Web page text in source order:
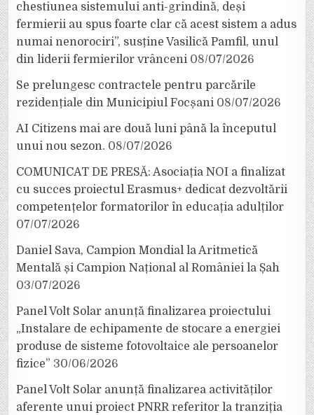
chestiunea sistemului anti-grindină, deși
fermierii au spus foarte clar că acest sistem a adus
numai nenorociri”, susține Vasilică Pamfil, unul
din liderii fermierilor vrânceni 08/07/2026
Se prelungesc contractele pentru parcările
rezidențiale din Municipiul Focșani 08/07/2026
AI Citizens mai are două luni până la începutul
unui nou sezon. 08/07/2026
COMUNICAT DE PRESĂ: Asociația NOI a finalizat
cu succes proiectul Erasmus+ dedicat dezvoltării
competențelor formatorilor în educația adulților
07/07/2026
Daniel Sava, Campion Mondial la Aritmetică
Mentală și Campion Național al României la Șah
03/07/2026
Panel Volt Solar anunță finalizarea proiectului
„Instalare de echipamente de stocare a energiei
produse de sisteme fotovoltaice ale persoanelor
fizice” 30/06/2026
Panel Volt Solar anunță finalizarea activităților
aferente unui proiect PNRR referitor la tranziția